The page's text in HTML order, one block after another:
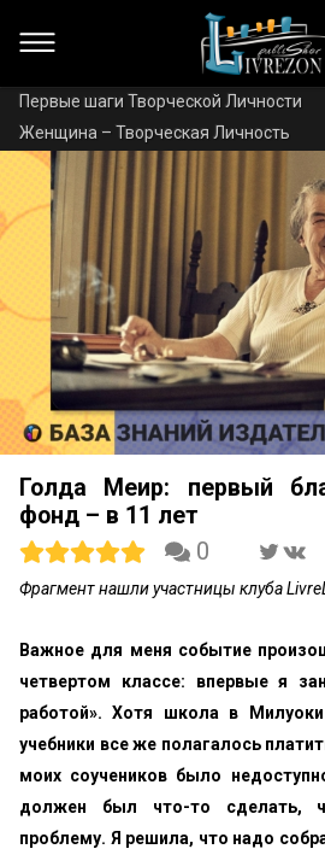
Первые шаги Творческой Личности
Женщина – Творческая Личность
Голда Меир: первый
фонд – в 11 лет
0
Фрагмент нашли участницы клуба
Важное для меня событие
четвертом классе: впервые я
работой». Хотя школа в
учебники все же полагалось
моих соучеников было
должен был что-то сделать,
проблему. Я решила, что надо